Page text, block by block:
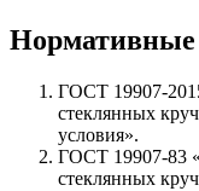
ГОСТ 19907-
стеклянных
условия».
ГОСТ 19907-83
стеклянных